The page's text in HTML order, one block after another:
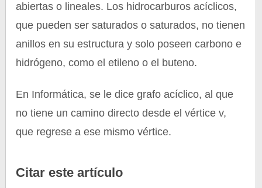
abiertas o lineales. Los hidrocarburos acíclicos,
que pueden ser saturados o saturados, no tienen
anillos en su estructura y solo poseen carbono e
hidrógeno, como el etileno o el buteno.
En Informática, se le dice grafo acíclico, al que
no tiene un camino directo desde el vértice v,
que regrese a ese mismo vértice.
Citar este artículo